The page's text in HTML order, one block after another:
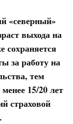
«северный»
выхода на
сохраняется
за работу на
тем
15/20 лет
страховой